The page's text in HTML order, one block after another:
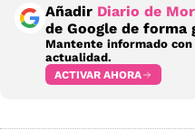
Añadir Diario de
de Google de forma
Mantente informado
actualidad.
ACTIVAR AHORA